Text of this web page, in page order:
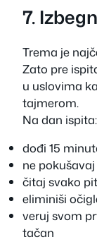
7.
Trema je
Zato pre
u uslovima
tajmerom.
Na dan ispita:
dođi 15
ne
čitaj svako
eliminiši
veruj svom
tačan